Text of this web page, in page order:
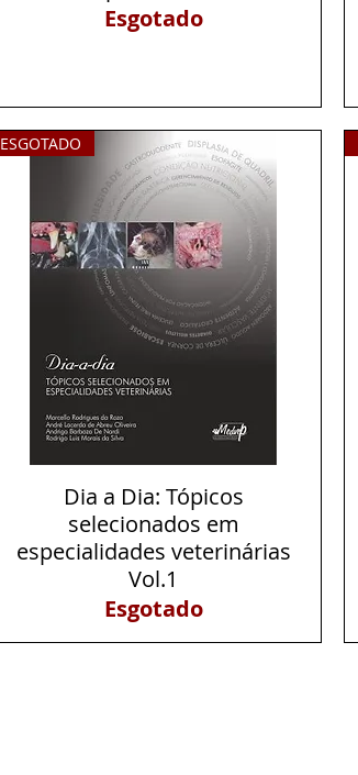
Esgotado
Visualização rápida
ESGOTADO
Dia a Dia: Tópicos
selecionados em
especialidades veterinárias
Vol.1
Esgotado